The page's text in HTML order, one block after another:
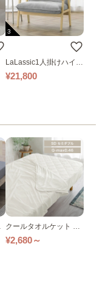
3
LaLassic1人掛けハイバ
ックソファ ワイド
¥21,800
クールタオルケット 接
触冷感 リバーシブル 全
¥2,680～